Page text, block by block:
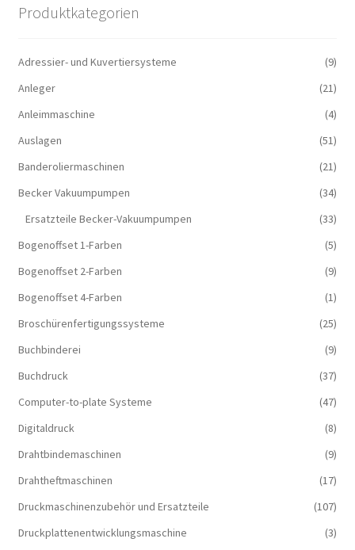
Produktkategorien
Adressier- und Kuvertiersysteme
(9)
Anleger
(21)
Anleimmaschine
(4)
Auslagen
(51)
Banderoliermaschinen
(21)
Becker Vakuumpumpen
(34)
Ersatzteile Becker-Vakuumpumpen
(33)
Bogenoffset 1-Farben
(5)
Bogenoffset 2-Farben
(9)
Bogenoffset 4-Farben
(1)
Broschürenfertigungssysteme
(25)
Buchbinderei
(9)
Buchdruck
(37)
Computer-to-plate Systeme
(47)
Digitaldruck
(8)
Drahtbindemaschinen
(9)
Drahtheftmaschinen
(17)
Druckmaschinenzubehör und Ersatzteile
(107)
Druckplattenentwicklungsmaschine
(3)